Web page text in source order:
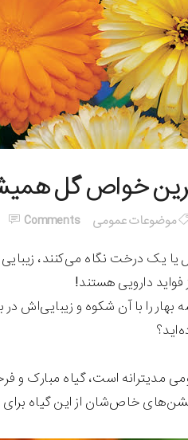
خواص گل
موضوعات عمومی Comments
یک درخت نگاه می‌کنند،
دارویی هستند!
بهار را با آن شکوه و زیبایی‌اش
مدیترانه است، گیاه مبارک و
خاص‌شان از این گیاه